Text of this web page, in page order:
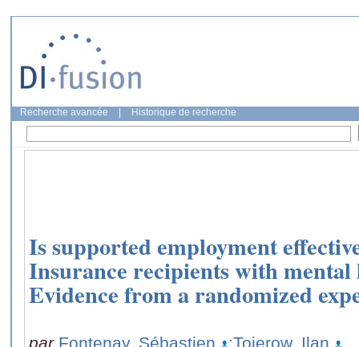
Recherche avancée Historique de recherche
Is supported employment
Insurance recipients with mental
Evidence from a randomized
par Fontenay, Sébastien
;Tojerow, Ilan